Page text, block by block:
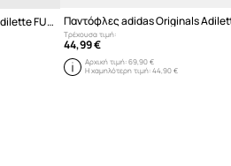
Παντόφλες adidas Originals Adilette FU8298 Παντόφλες adidas Originals
Τρέχουσα τιμή:
44,99 €
Αρχική τιμή: 69,90 €
Η χαμηλότερη τιμή: 44,90 €